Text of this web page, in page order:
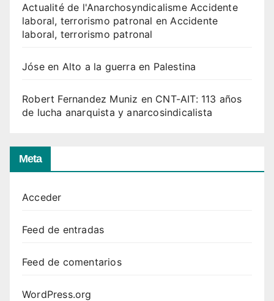
Actualité de l'Anarchosyndicalisme Accidente
laboral, terrorismo patronal en Accidente
laboral, terrorismo patronal
Jóseen Alto a la guerra en Palestina
Robert Fernandez Muniz en CNT-AIT: 113 años
de lucha anarquista y anarcosindicalista
Meta
Acceder
Feed de entradas
Feed de comentarios
WordPress.org